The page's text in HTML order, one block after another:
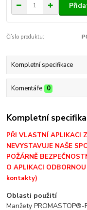
Číslo produktu:
Kompletní specifikace
Komentáře 0
Kompletní
PŘI VLASTNÍ APLIKACI
NEVYSTAVUJE NAŠE
POŽÁRNĚ
O APLIKACI
kontakty)
Oblasti použití
Manžety